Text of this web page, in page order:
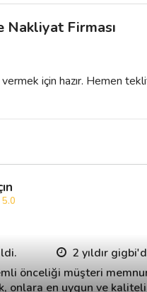
Nakliyat Firması
için hazır. Hemen
5.0
2 yıldır
önceliği müşteri
onlara en uygun ve